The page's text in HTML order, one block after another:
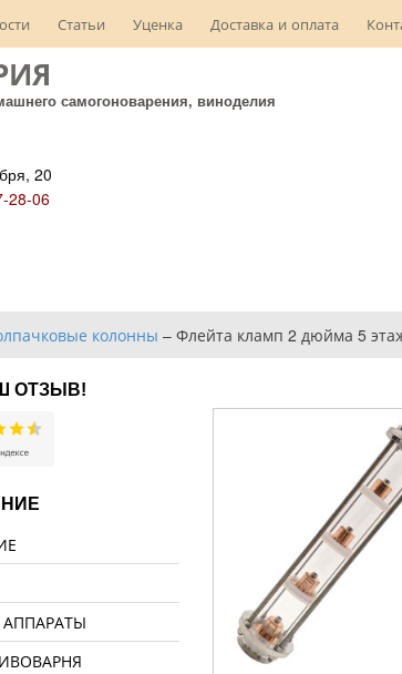
Статьи Уценка Доставка и оплата
самогоноварения, виноделия
20
28-06
колонны – Флейта кламп 2 дюйма 5
ОТЗЫВ!